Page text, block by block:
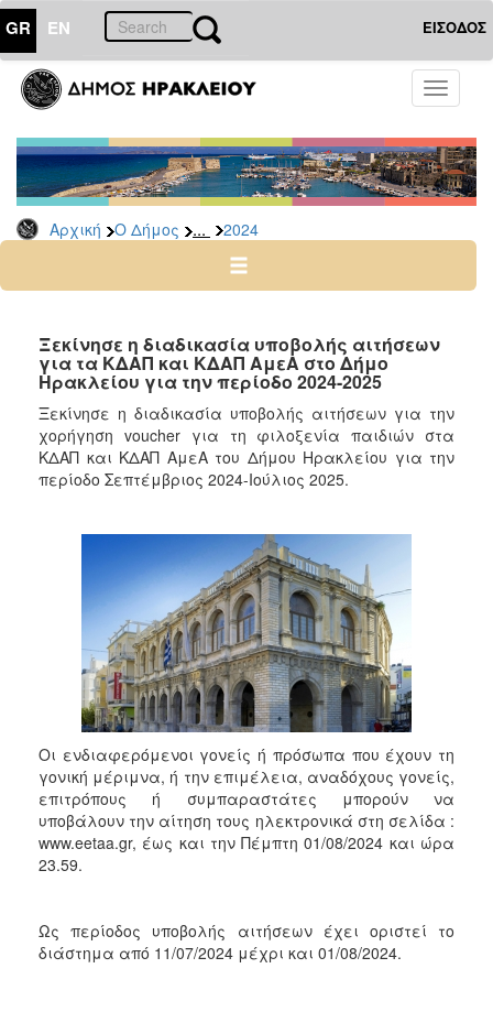
GR EN ΕΙΣΟΔΟΣ
Toggle
Αρχική Ο Δήμος ... 2024
ΔΗΜΟΣ
Δελτία
Τύπου
Αρχείο
2026
2024
2022
2021
2020
2019
2017
2015
2013
2012
2011
2010
2006
ΠΟΛΙΤΙΣΜΟΣ
Ξεκίνησε η διαδικασία υποβολής αιτήσεων
για τα ΚΔΑΠ και ΚΔΑΠ ΑμεΑ στο Δήμο
Ηρακλείου για την περίοδο 2024-2025
Ξεκίνησε η διαδικασία υποβολής αιτήσεων για την
χορήγηση voucher για τη φιλοξενία παιδιών στα
ΚΔΑΠ και ΚΔΑΠ ΑμεΑ του Δήμου Ηρακλείου για την
περίοδο Σεπτέμβριος 2024-Ιούλιος 2025.
Οι ενδιαφερόμενοι γονείς ή πρόσωπα που έχουν τη
γονική μέριμνα, ή την επιμέλεια, αναδόχους γονείς,
επιτρόπους ή συμπαραστάτες μπορούν να
υποβάλουν την αίτηση τους ηλεκτρονικά στη σελίδα :
www.eetaa.gr, έως και την Πέμπτη 01/08/2024 και ώρα
23.59.
Ως περίοδος υποβολής αιτήσεων έχει οριστεί το
διάστημα από 11/07/2024 μέχρι και 01/08/2024.